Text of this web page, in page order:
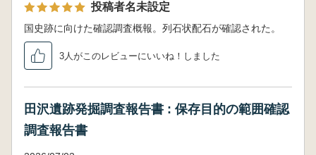
投稿者名未設定
国史跡に向けた確認調査概報。列石状配石が確認された。
3人がこのレビューにいいね！しました
田沢遺跡発掘調査報告書 : 保存目的の範囲確認
調査報告書